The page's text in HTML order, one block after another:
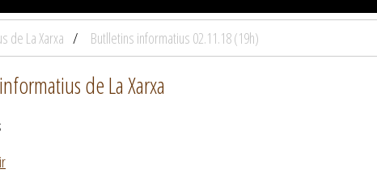
de La Xarxa Butlletins informatius 02.11.18 (19h)
de La Xarxa